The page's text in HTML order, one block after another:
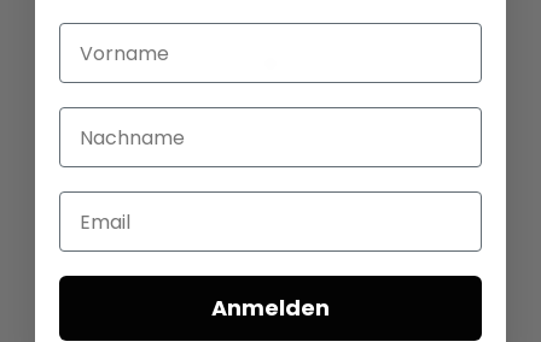
Vorname
Nachname
Email
Anmelden